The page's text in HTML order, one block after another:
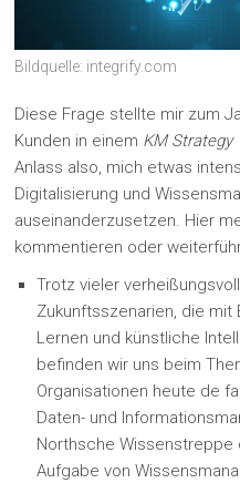
Bildquelle: integrify.com
Diese Frage stellte mir zum
Kunden in einem KM Strategy
Anlass also, mich etwas
Digitalisierung und
auseinanderzusetzen. Hier
kommentieren oder
Trotz vieler
Zukunftsszenarien, die mit
Lernen und künstliche
befinden wir uns beim
Organisationen heute de
Daten- und
Northsche Wissenstreppe
Aufgabe von